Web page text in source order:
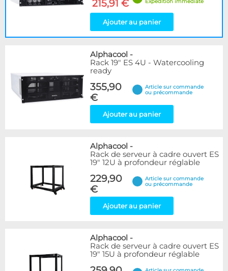
215,91 €
Expédition immédiate
Ajouter au panier
Alphacool -
Rack 19" ES 4U - Watercooling
ready
355,90
€
Article sur commande
ou précommande
Ajouter au panier
Alphacool -
Rack de serveur à cadre ouvert ES
19" 12U à profondeur réglable
229,90
€
Article sur commande
ou précommande
Ajouter au panier
Alphacool -
Rack de serveur à cadre ouvert ES
19" 15U à profondeur réglable